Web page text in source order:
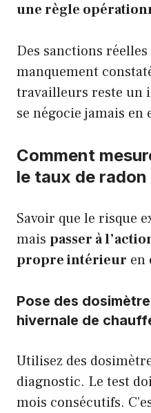
une règle
Des sanctions
manquement
travailleurs reste un
se négocie jamais en
Comment
le taux de radon
Savoir que le risque
mais passer à
propre intérieur en
Pose des
hivernale de
Utilisez des
diagnostic. Le test
mois consécutifs.